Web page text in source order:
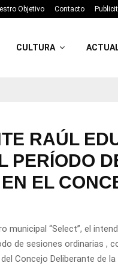
Objetivo Contacto
CULTURA
RAÚL
PERÍODO
EL
municipal “Select”, el
de sesiones ordinarias ,
Concejo Deliberante de la